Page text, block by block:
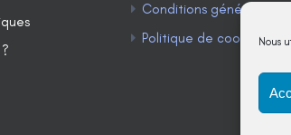
Nous
Conditions générales de
Politique de cookies (UE)